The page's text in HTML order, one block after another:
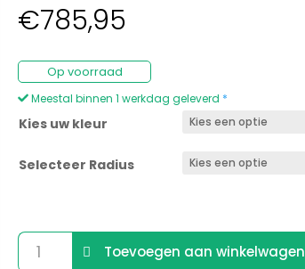
€785,95
Op voorraad
Meestal binnen 1 werkdag geleverd *
Kies uw kleur
Selecteer Radius
All-
Weather
Toevoegen aan winkelwagen